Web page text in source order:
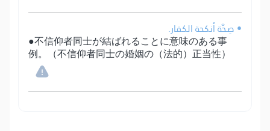
• صِحَّة أنكحة الكفار.
●不信仰者同士が結ばれることに意味のある事
例。（不信仰者同士の婚姻の（法的）正当性）